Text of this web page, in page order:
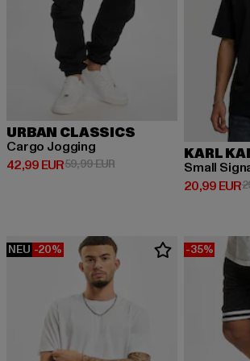
URBAN CLASSICS
Cargo Jogging
42,99 EUR
Derzeitiger Preis: 42,99 EUR
59,99 EURAktionspreis: 59,99 EUR
KARL
Small
20,99 EUR
Derzeitiger
NEU -20% -35%